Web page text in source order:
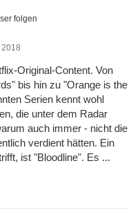
folgen
Original-Content. Von
bis hin zu "Orange is the
Serien kennt wohl
die unter dem Radar
auch immer - nicht die
verdient hätten. Ein
ist "Bloodline". Es ...